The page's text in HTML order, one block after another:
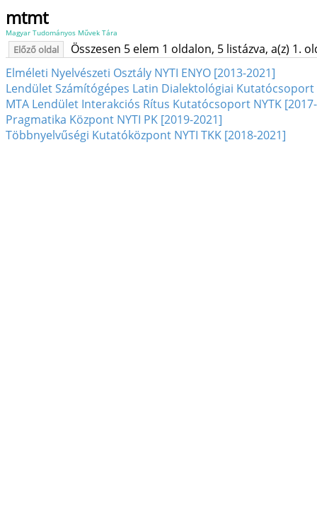
mtmt
Magyar Tudományos Művek Tára
Előző oldal
Összesen 5 elem 1 oldalon, 5 listázva, a(z) 1.
Elméleti Nyelvészeti Osztály NYTI ENYO [2013-2021]
Lendület Számítógépes Latin Dialektológiai Kutatócsoport
MTA Lendület Interakciós Rítus Kutatócsoport NYTK
Pragmatika Központ NYTI PK [2019-2021]
Többnyelvűségi Kutatóközpont NYTI TKK [2018-2021]